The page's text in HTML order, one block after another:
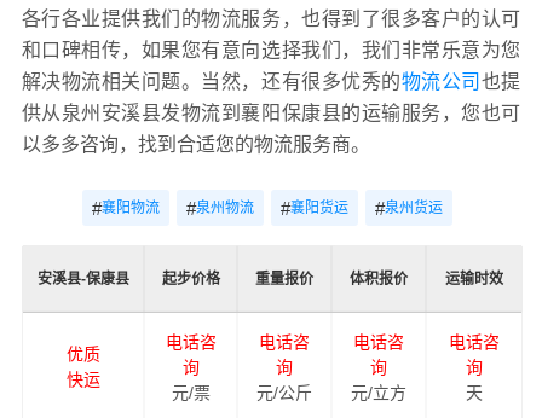
各行各业提供我们的物流服务，也得到了很多客户的认可
和口碑相传，如果您有意向选择我们，我们非常乐意为您
解决物流相关问题。当然，还有很多优秀的物流公司 也提
供从泉州安溪县发物流到襄阳保康县的运输服务，您也可
以多多咨询，找到合适您的物流服务商。
#襄阳物流 #泉州物流 #襄阳货运 #泉州货运
安溪县-保康县 起步价格 重量报价 体积报价 运输时效
优质
快运
电话咨
询
元/票
电话咨
询
元/公斤
电话咨
询
元/立方
电话咨
询
天